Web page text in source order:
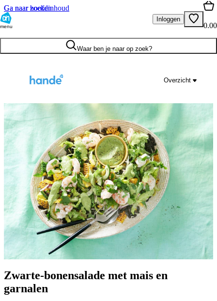
Ga naar hoofdinhoud
Ga naar zoeken
menu
Inloggen
0.00
Waar ben je naar op zoek?
Overzicht
Zwarte-bonensalade met mais en
garnalen